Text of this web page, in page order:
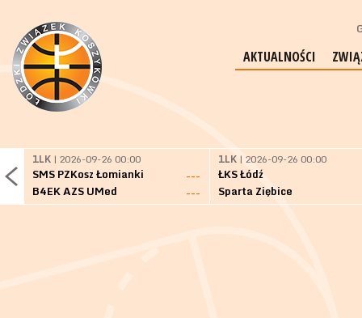
AKTUALNOŚCI
1LK | 2026-09-26 00:00
SMS PZKosz Łomianki
---
B4EK AZS UMed
---
1LK | 2026-09-26 00:00
ŁKS Łódź
Sparta Ziębice